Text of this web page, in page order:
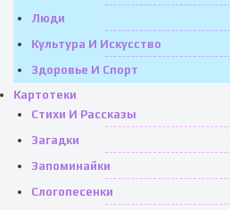
Люди
Культура И Искусство
Здоровье И Спорт
Картотеки
Стихи И Рассказы
Загадки
Запоминайки
Слогопесенки